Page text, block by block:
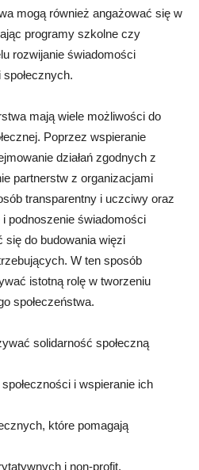
mogą również angażować się w
programy szkolne czy
rozwijanie świadomości
mają wiele możliwości do
Poprzez wspieranie
działań zgodnych z
partnerstw z organizacjami
transparentny i uczciwy oraz
podnoszenie świadomości
się do budowania więzi
W ten sposób
istotną rolę w tworzeniu
społeczeństwa.
solidarność społeczną
i wspieranie ich
które pomagają
i non-profit,